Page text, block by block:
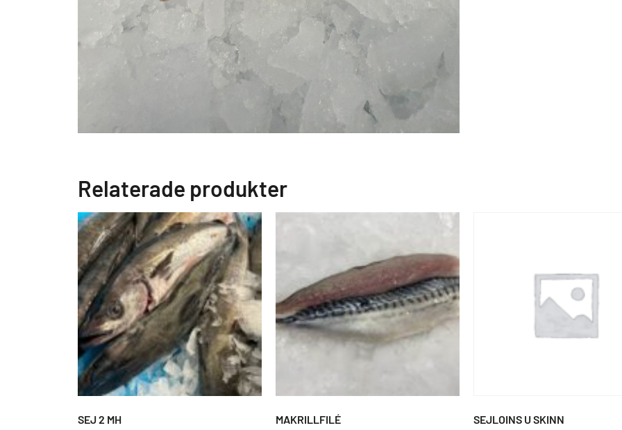
Relaterade produkter
SEJ 2 MH MAKRILLFILÉ SEJLOINS U SKINN